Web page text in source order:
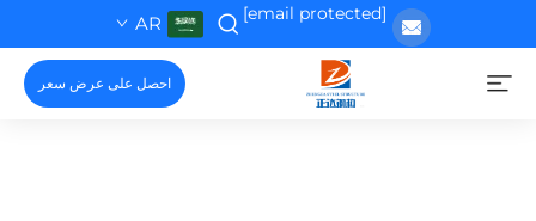
[email protected]
AR
احصل على عرض سعر